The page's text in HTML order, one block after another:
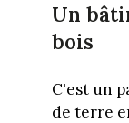
Un
bois
C'est un
de terre